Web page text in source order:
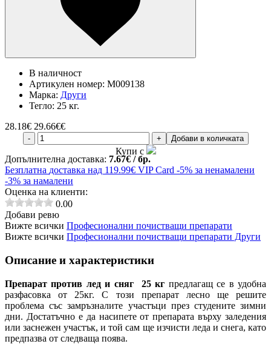
В наличност
Артикулен номер: M009138
Марка: Други
Тегло: 25 кг.
28.18€ 29.66€€
- + Добави в количката
Купи с
Допълнителна доставка: 7.67€ / бр.
Безплатна доставка над 119.99€ VIP Card -5% за ненамалени
-3% за намалени
Оценка на клиенти:
0.00
Добави ревю
Вижте всички Професионални почистващи препарати
Вижте всички Професионални почистващи препарати Други
Описание и характеристики
Препарат против лед и сняг 25 кг предлагащ се в удобна
разфасовка от 25кг. С този препарат лесно ще решите
проблема със замръзналите участъци през студените зимни
дни. Достатъчно е да насипете от препарата върху заледения
или заснежен участък, и той сам ще изчисти леда и снега, като
предпазва от следваща поява.